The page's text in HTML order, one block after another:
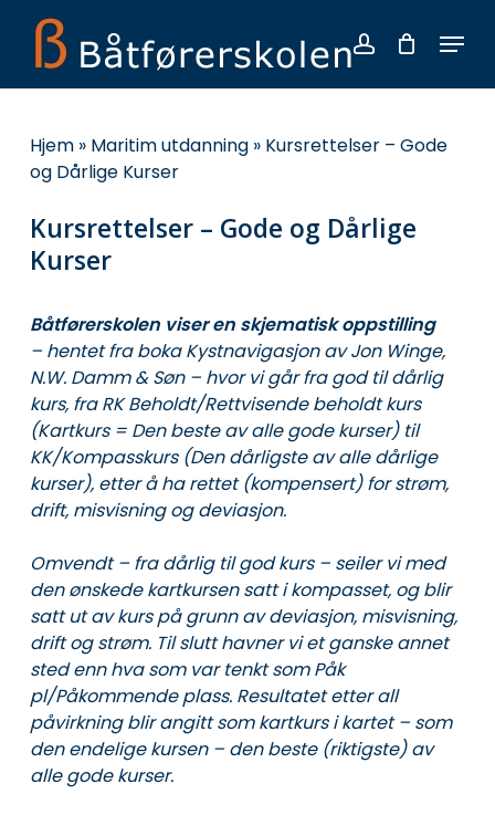
main
content
account
Menu
Hjem» Maritim utdanning» Kursrettelser – Gode
og Dårlige Kurser
Kursrettelser – Gode og Dårlige
Kurser
Båtførerskolen viser en skjematisk oppstilling
– hentet fra boka Kystnavigasjon av Jon Winge,
N.W. Damm & Søn – hvor vi går fra god til dårlig
kurs, fra RK Beholdt/Rettvisende beholdt kurs
(Kartkurs = Den beste av alle gode kurser) til
KK/Kompasskurs (Den dårligste av alle dårlige
kurser), etter å ha rettet (kompensert) for strøm,
drift, misvisning og deviasjon.
Omvendt – fra dårlig til god kurs – seiler vi med
den ønskede kartkursen satt i kompasset, og blir
satt ut av kurs på grunn av deviasjon, misvisning,
drift og strøm. Til slutt havner vi et ganske annet
sted enn hva som var tenkt som Påk
pl/Påkommende plass. Resultatet etter all
påvirkning blir angitt som kartkurs i kartet – som
den endelige kursen – den beste (riktigste) av
alle gode kurser.
Menu